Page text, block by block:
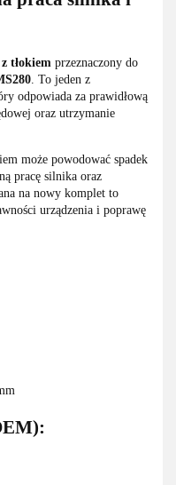
tłokiem przeznaczony do
. To jeden z
odpowiada za prawidłową
oraz utrzymanie
może powodować spadek
pracę silnika oraz
na nowy komplet to
urządzenia i poprawę